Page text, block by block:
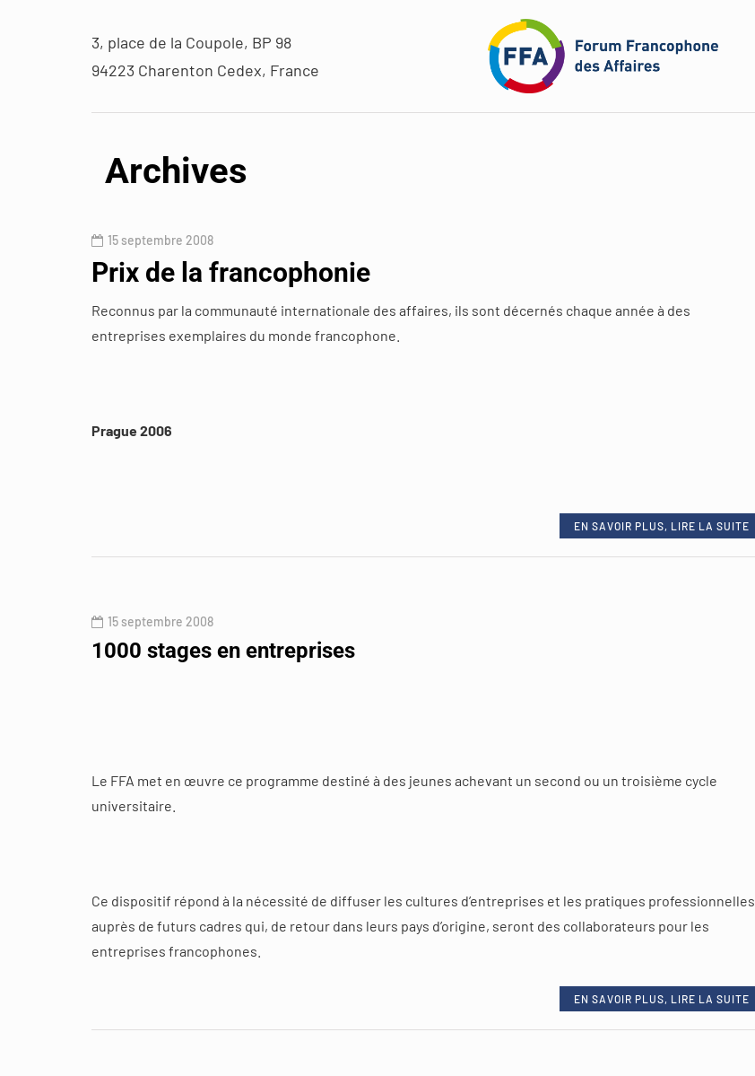
3, place de la Coupole, BP 98
94223 Charenton Cedex, France
Archives
15 septembre 2008
Prix de la francophonie
Reconnus par la communauté internationale des affaires, ils sont décernés chaque année à des
entreprises exemplaires du monde francophone.
Prague 2006
EN SAVOIR PLUS, LIRE LA SUITE
15 septembre 2008
1000 stages en entreprises
Le FFA met en œuvre ce programme destiné à des jeunes achevant un second ou un troisième cycle
universitaire.
Ce dispositif répond à la nécessité de diffuser les cultures d’entreprises et les pratiques professionnelles
auprès de futurs cadres qui, de retour dans leurs pays d’origine, seront des collaborateurs pour les
entreprises francophones.
EN SAVOIR PLUS, LIRE LA SUITE